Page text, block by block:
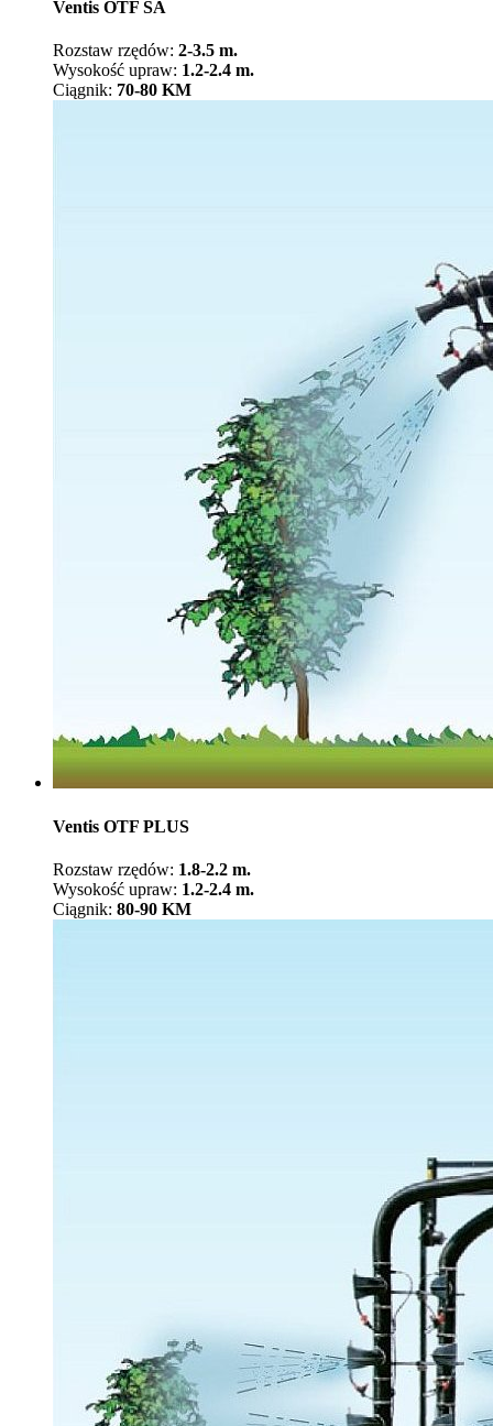
Ventis OTF SA
Rozstaw rzędów: 2-3.5 m.
Wysokość upraw: 1.2-2.4 m.
Ciągnik: 70-80 KM
Ventis OTF PLUS
Rozstaw rzędów: 1.8-2.2 m.
Wysokość upraw: 1.2-2.4 m.
Ciągnik: 80-90 KM